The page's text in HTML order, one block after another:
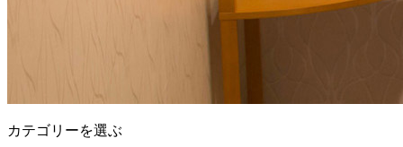
カテゴリーを選ぶ